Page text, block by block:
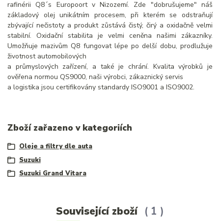
rafinérii Q8´s Europoort v Nizozemí. Zde "dobrušujeme" náš
základový olej unikátním procesem, při kterém se odstraňují
zbývající nečistoty a produkt zůstává čistý, čirý a oxidačně velmi
stabilní. Oxidační stabilita je velmi ceněna našimi zákazníky.
Umožňuje mazivům Q8 fungovat lépe po delší dobu, prodlužuje
životnost automobilových
a průmyslových zařízení, a také je chrání. Kvalita výrobků je
ověřena normou QS9000, naši výrobci, zákaznický servis
a logistika jsou certifikovány standardy ISO9001 a ISO9002.
Zboží zařazeno v kategoriích
Oleje a filtry dle auta
Suzuki
Suzuki Grand Vitara
Související zboží 1